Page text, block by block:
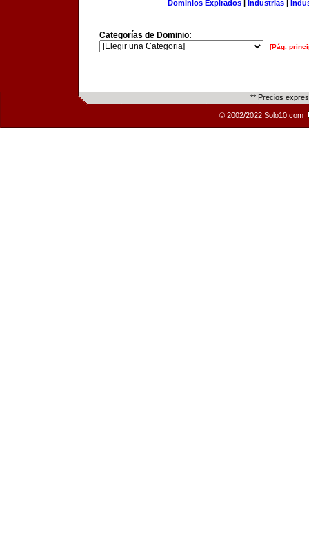
Dominios Expirados | Industrias |
Categorías de Dominio:
[Pág.
** Precios
© 2002/2022 Solo10.com